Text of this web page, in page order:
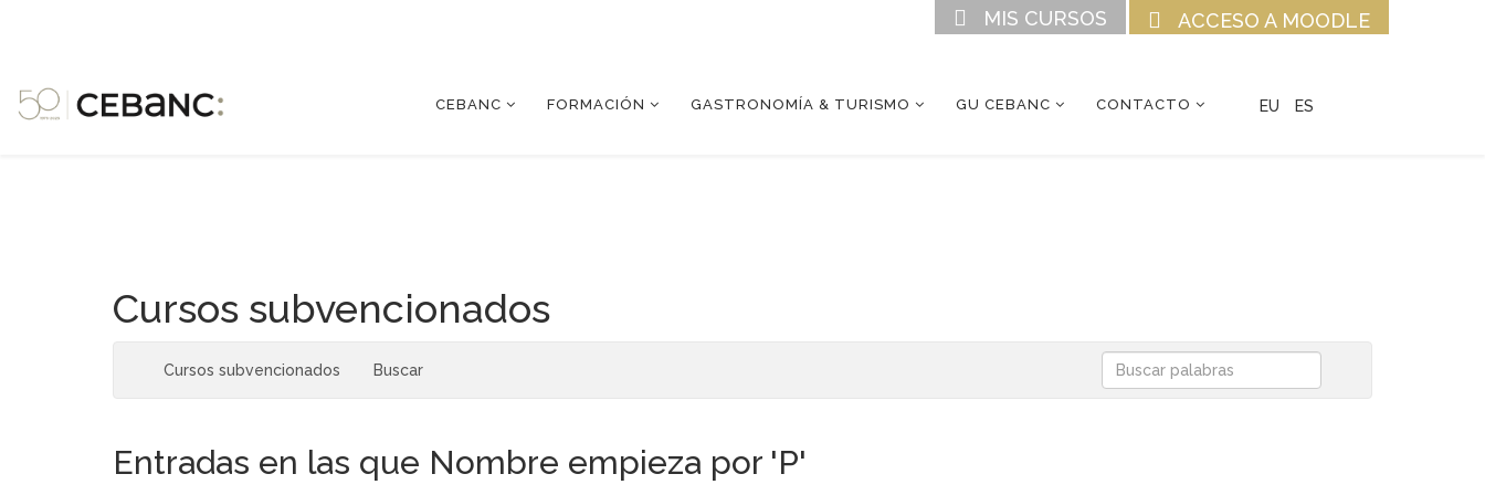
ACCESO A MOODLE
MIS CURSOS
CEBANC FORMACIÓN GASTRONOMÍA & TURISMO GU CEBANC CONTACTO EU ES
Cursos subvencionados
Cursos subvencionados Buscar
Entradas en las que Nombre empieza por 'P'